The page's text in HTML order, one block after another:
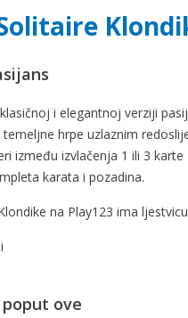
i elegantnoj verziji
hrpe uzlaznim
između izvlačenja 1 ili 3
karata i pozadina.
na Play123 ima
ove